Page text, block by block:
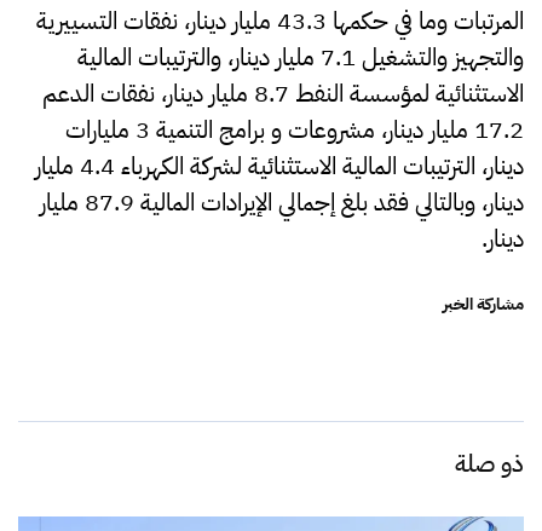
المرتبات وما في حكمها 43.3 مليار دينار، نفقات التسييرية
والتجهيز والتشغيل 7.1 مليار دينار، والترتيبات المالية
الاستثنائية لمؤسسة النفط 8.7 مليار دينار، نفقات الدعم
17.2 مليار دينار، مشروعات و برامج التنمية 3 مليارات
دينار، الترتيبات المالية الاستثنائية لشركة الكهرباء 4.4 مليار
دينار، وبالتالي فقد بلغ إجمالي الإيرادات المالية 87.9 مليار
دينار.
مشاركة الخبر
ذو صلة